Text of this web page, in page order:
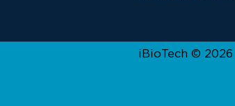
iBioTech © 2026